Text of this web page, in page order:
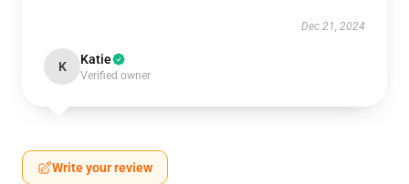
Dec 21, 2024
K Katie
Verified owner
Write your review